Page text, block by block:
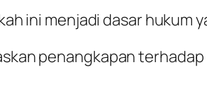
ini menjadi dasar
penangkapan